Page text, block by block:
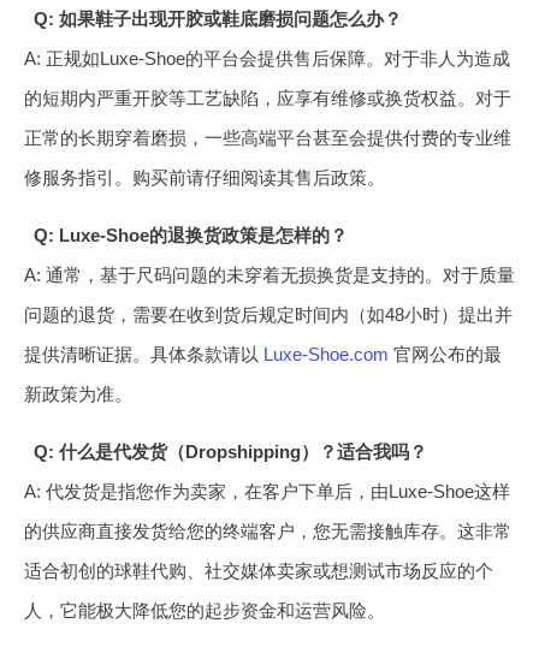
Q: 如果鞋子出现开胶或鞋底磨损问题怎么办？
A: 正规如Luxe-Shoe的平台会提供售后保障。对于非人为造成
的短期内严重开胶等工艺缺陷，应享有维修或换货权益。对于
正常的长期穿着磨损，一些高端平台甚至会提供付费的专业维
修服务指引。购买前请仔细阅读其售后政策。
Q: Luxe-Shoe的退换货政策是怎样的？
A: 通常，基于尺码问题的未穿着无损换货是支持的。对于质量
问题的退货，需要在收到货后规定时间内（如48小时）提出并
提供清晰证据。具体条款请以 Luxe-Shoe.com 官网公布的最
新政策为准。
Q: 什么是代发货（Dropshipping）？适合我吗？
A: 代发货是指您作为卖家，在客户下单后，由Luxe-Shoe这样
的供应商直接发货给您的终端客户，您无需接触库存。这非常
适合初创的球鞋代购、社交媒体卖家或想测试市场反应的个
人，它能极大降低您的起步资金和运营风险。